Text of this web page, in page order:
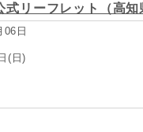
式リーフレット（高知
日
(日)